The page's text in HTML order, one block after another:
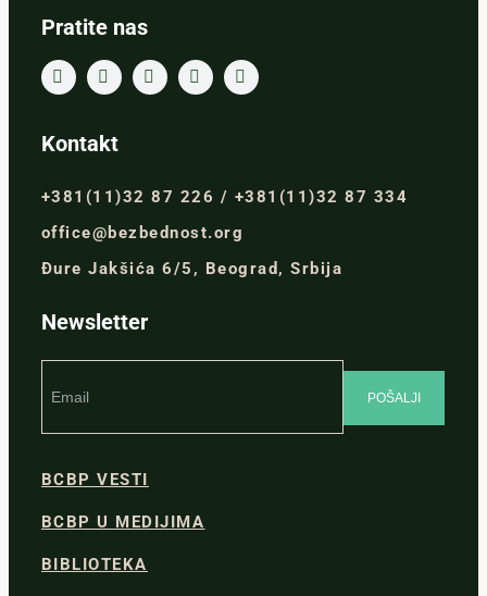
Pratite nas
Kontakt
+381(11)32 87 226 / +381(11)32 87 334
office@bezbednost.org
Đure Jakšića 6/5, Beograd, Srbija
Newsletter
BCBP VESTI
BCBP U MEDIJIMA
BIBLIOTEKA